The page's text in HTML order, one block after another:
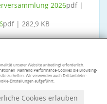
2026pdf |
pdf | 282,9 KB
unserer Website unbedingt erforderlich.
während Performance-Cookies die Browsing-
zu helfen. Wir verwenden auch Drittanbieter-
Einstellungen aufgeführt.
Cookies erlauben